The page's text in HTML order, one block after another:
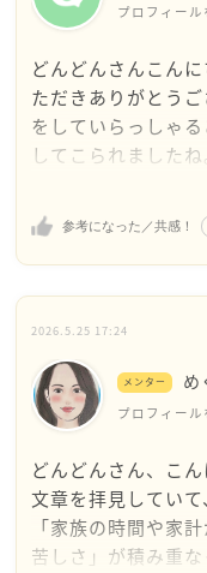
プロフィール
どんどんさんこん
ただきありがとう
をしていらっしゃ
してこられました
稀なケースだと思
思います。どんど
される時、どの様な
思われますか？内
とも何度もご主人
す。私は、相手の
に自覚してもらえ
です。ご主人がど
らっしゃらない様
が、これを続けた
てみてください。
息子が大学を辞め
何でも良いのです
参考になった／共感！
2026.5.25 17:24
メンター め
プロフィール
どんどんさん、こん
文章を拝見していて
「家族の時間や家
苦しさ」が積み重な